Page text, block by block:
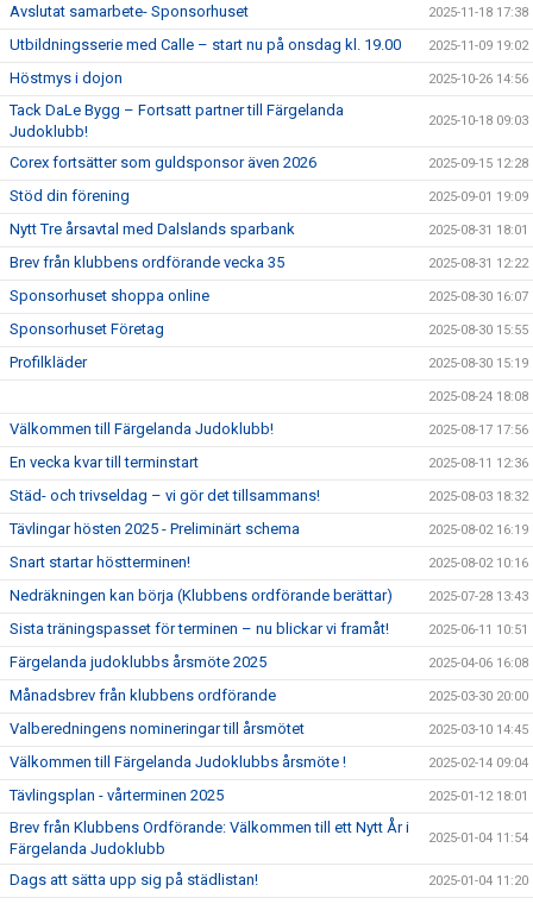
Avslutat samarbete- Sponsorhuset 2025-11-18 17:38
Utbildningsserie med Calle – start nu på onsdag kl. 19.00 2025-11-09 19:02
Höstmys i dojon 2025-10-26 14:56
Tack DaLe Bygg – Fortsatt partner till Färgelanda
Judoklubb!
2025-10-18 09:03
Corex fortsätter som guldsponsor även 2026 2025-09-15 12:28
Stöd din förening 2025-09-01 19:09
Nytt Tre årsavtal med Dalslands sparbank 2025-08-31 18:01
Brev från klubbens ordförande vecka 35 2025-08-31 12:22
Sponsorhuset shoppa online 2025-08-30 16:07
Sponsorhuset Företag 2025-08-30 15:55
Profilkläder 2025-08-30 15:19
2025-08-24 18:08
Välkommen till Färgelanda Judoklubb! 2025-08-17 17:56
En vecka kvar till terminstart 2025-08-11 12:36
Städ- och trivseldag – vi gör det tillsammans! 2025-08-03 18:32
Tävlingar hösten 2025 - Preliminärt schema 2025-08-02 16:19
Snart startar höstterminen! 2025-08-02 10:16
Nedräkningen kan börja (Klubbens ordförande berättar) 2025-07-28 13:43
Sista träningspasset för terminen – nu blickar vi framåt! 2025-06-11 10:51
Färgelanda judoklubbs årsmöte 2025 2025-04-06 16:08
Månadsbrev från klubbens ordförande 2025-03-30 20:00
Valberedningens nomineringar till årsmötet 2025-03-10 14:45
Välkommen till Färgelanda Judoklubbs årsmöte ! 2025-02-14 09:04
Tävlingsplan - vårterminen 2025 2025-01-12 18:01
Brev från Klubbens Ordförande: Välkommen till ett Nytt År i
Färgelanda Judoklubb
2025-01-04 11:54
Dags att sätta upp sig på städlistan! 2025-01-04 11:20